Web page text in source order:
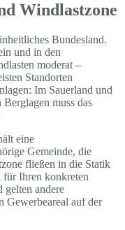
Windlastzone
Bundesland.
und in den
moderat –
Standorten
Im Sauerland und
muss das
eine
Gemeinde, die
fließen in die Statik
für Ihren konkreten
gelten andere
Gewerbeareal auf der